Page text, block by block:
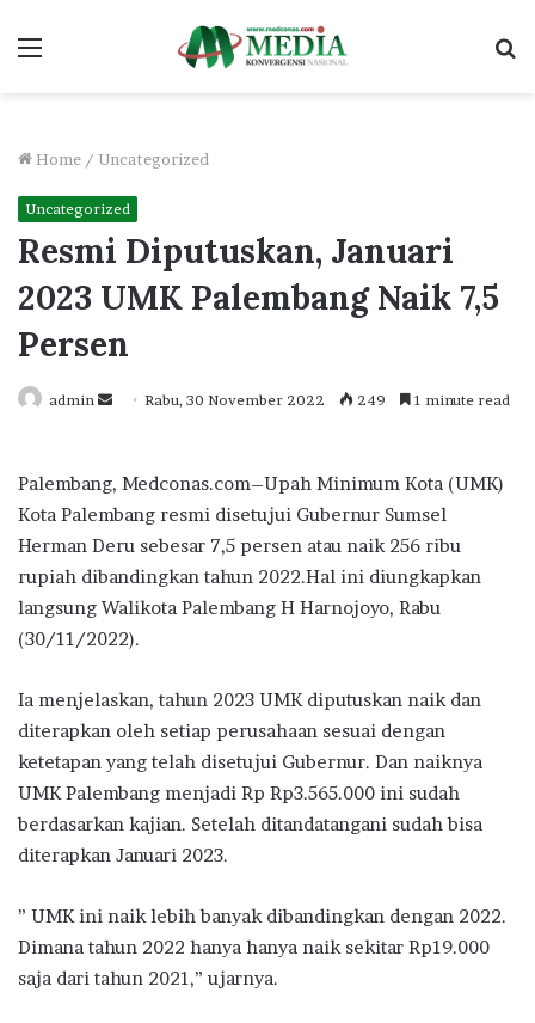
Menu
Home / Uncategorized
Uncategorized
Resmi Diputuskan, Januari
2023 UMK Palembang Naik 7,5
Persen
admin
SendRabu, 30 November 2022 249 1 minute read
Palembang, Medconas.com–Upah Minimum Kota (UMK)
Kota Palembang resmi disetujui Gubernur Sumsel
Herman Deru sebesar 7,5 persen atau naik 256 ribu
rupiah dibandingkan tahun 2022.Hal ini diungkapkan
langsung Walikota Palembang H Harnojoyo, Rabu
(30/11/2022).
Ia menjelaskan, tahun 2023 UMK diputuskan naik dan
diterapkan oleh setiap perusahaan sesuai dengan
ketetapan yang telah disetujui Gubernur. Dan naiknya
UMK Palembang menjadi Rp Rp3.565.000 ini sudah
berdasarkan kajian. Setelah ditandatangani sudah bisa
diterapkan Januari 2023.
” UMK ini naik lebih banyak dibandingkan dengan 2022.
Dimana tahun 2022 hanya hanya naik sekitar Rp19.000
saja dari tahun 2021,” ujarnya.